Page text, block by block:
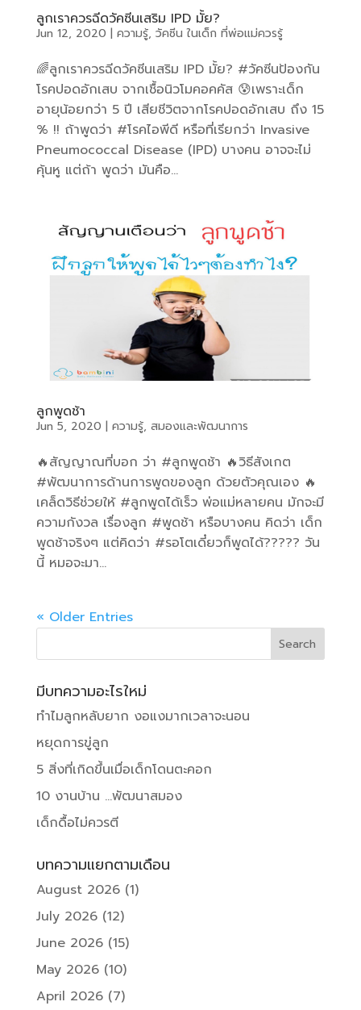
ลูกเราควรฉีดวัคซีนเสริม IPD มั้ย?
Jun 12, 2020 | ความรู้, วัคซีน ในเด็ก ที่พ่อแม่ควรรู้
🌈ลูกเราควรฉีดวัคซีนเสริม IPD มั้ย? #วัคซีนป้องกัน
โรคปอดอักเสบ จากเชื้อนิวโมคอคคัส 😰เพราะเด็ก
อายุน้อยกว่า 5 ปี เสียชีวิตจากโรคปอดอักเสบ ถึง 15
% !! ถ้าพูดว่า #โรคไอพีดี หรือที่เรียกว่า Invasive
Pneumococcal Disease (IPD) บางคน อาจจะไม่
คุ้นหู แต่ถ้า พูดว่า มันคือ...
ลูกพูดช้า
Jun 5, 2020 | ความรู้, สมองและพัฒนาการ
🔥สัญญาณที่บอก ว่า #ลูกพูดช้า 🔥วิธีสังเกต
#พัฒนาการด้านการพูดของลูก ด้วยตัวคุณเอง 🔥
เคล็ดวิธีช่วยให้ #ลูกพูดได้เร็ว พ่อแม่หลายคน มักจะมี
ความกังวล เรื่องลูก #พูดช้า หรือบางคน คิดว่า เด็ก
พูดช้าจริงๆ แต่คิดว่า #รอโตเดี๋ยวก็พูดได้????? วัน
นี้ หมอจะมา...
« Older Entries
มีบทความอะไรใหม่
ทำไมลูกหลับยาก งอแงมากเวลาจะนอน
หยุดการขู่ลูก
5 สิ่งที่เกิดขึ้นเมื่อเด็กโดนตะคอก
10 งานบ้าน …พัฒนาสมอง
เด็กดื้อไม่ควรตี
บทความแยกตามเดือน
August 2026(1)
July 2026(12)
June 2026(15)
May 2026(10)
April 2026(7)